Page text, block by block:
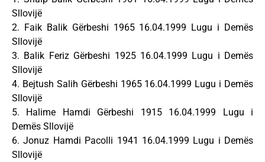
Sllovijë
2. Faik Balik Gërbeshi 1965 16.04.1999 Lugu i Demës
Sllovijë
3. Balik Feriz Gërbeshi 1925 16.04.1999 Lugu i Demës
Sllovijë
4. Bejtush Salih Gërbeshi 1965 16.04.1999 Lugu i Demës
Sllovijë
5. Halime Hamdi Gërbeshi 1915 16.04.1999 Lugu i
Demës Sllovijë
6. Jonuz Hamdi Pacolli 1941 16.04.1999 Lugu i Demës
Sllovijë